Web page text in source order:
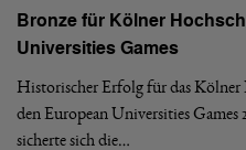
Bronze für Kölner
Universities Games
Historischer Erfolg für das
den European Universities Games
sicherte sich die…